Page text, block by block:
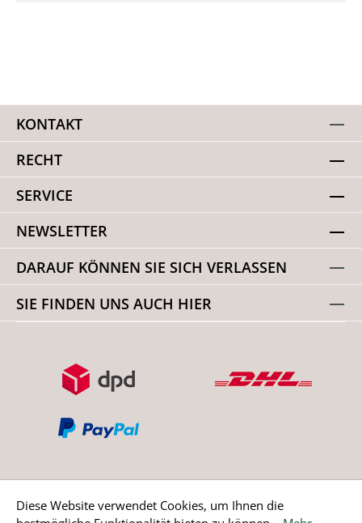
KONTAKT
RECHT
SERVICE
NEWSLETTER
DARAUF KÖNNEN SIE SICH VERLASSEN
SIE FINDEN UNS AUCH HIER
Diese Website verwendet Cookies, um Ihnen die